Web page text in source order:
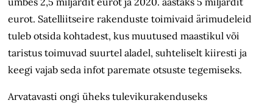
eurot. Satelliitseire rakenduste toimivaid ärimudeleid
tuleb otsida kohtadest, kus muutused maastikul või
taristus toimuvad suurtel aladel, suhteliselt kiiresti ja
keegi vajab seda infot paremate otsuste tegemiseks.
Arvatavasti ongi üheks tulevikurakenduseks